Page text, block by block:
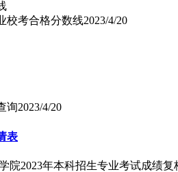
校考合格分数线2023/4/20
询2023/4/20
表
院2023年本科招生专业考试成绩复